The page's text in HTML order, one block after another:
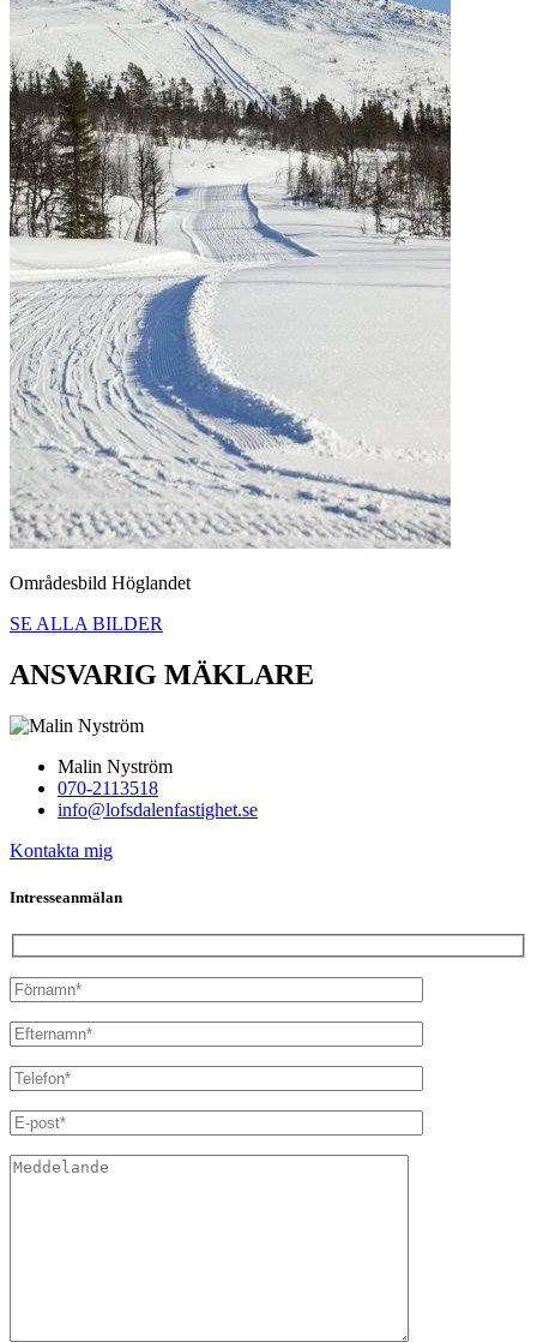
Områdesbild Höglandet
SE ALLA BILDER
ANSVARIG MÄKLARE
Malin Nyström
070-2113518
info@lofsdalenfastighet.se
Kontakta mig
Intresseanmälan